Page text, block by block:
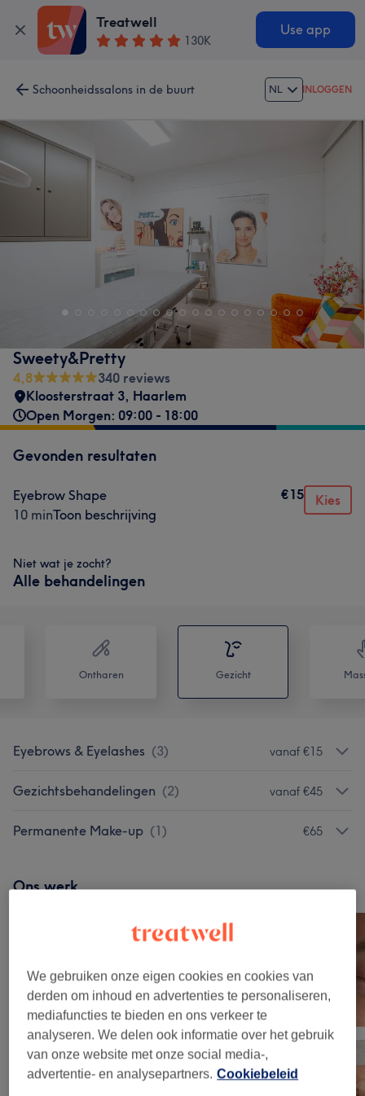
Treatwell
130K
Use app
Schoonheidssalons in de buurt NL INLOGGEN
Sweety&Pretty
4,8
340 reviews
Kloosterstraat 3, Haarlem
Open Morgen: 09:00 - 18:00
Gevonden resultaten
Eyebrow Shape
10 minToon beschrijving
€15 Kies
Niet wat je zocht?
Alle behandelingen
Ontharen Gezicht
Eyebrows & Eyelashes (3) vanaf €15
Gezichtsbehandelingen (2) vanaf €45
Permanente Make-up (1) €65
Ons werk
We gebruiken onze eigen cookies en cookies van
derden om inhoud en advertenties te personaliseren,
mediafuncties te bieden en ons verkeer te
analyseren. We delen ook informatie over het gebruik
van onze website met onze social media-,
advertentie- en analysepartners. Cookiebeleid